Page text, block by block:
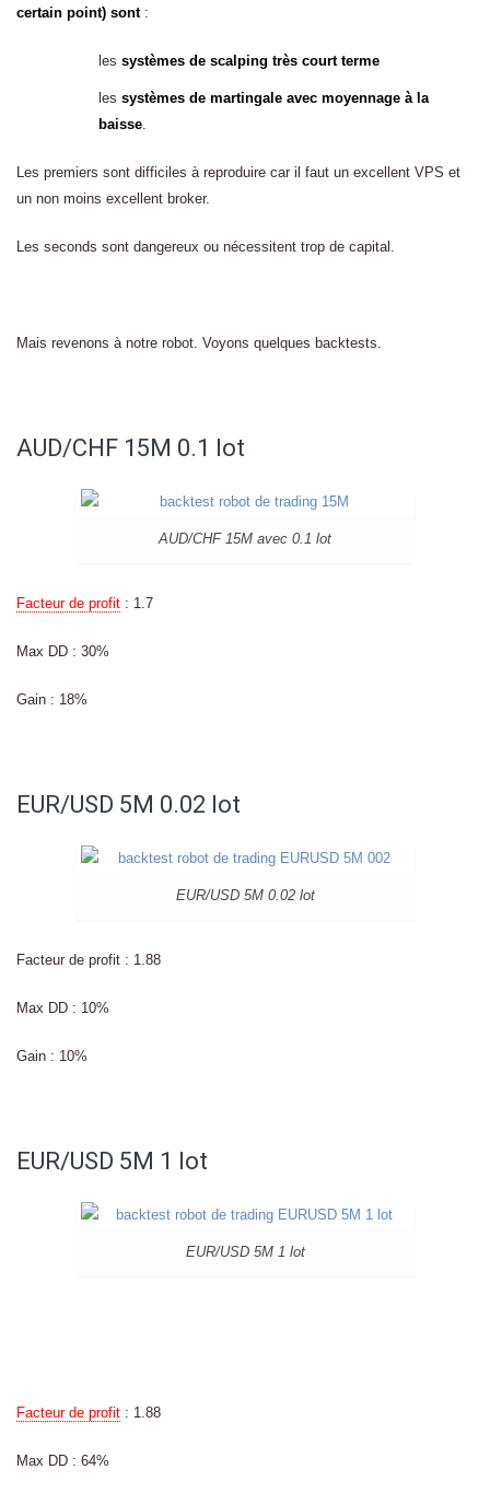
certain point) sont:
les systèmes de scalping très court terme
les systèmes de martingale avec moyennage à la
baisse.
Les premiers sont difficiles à reproduire car il faut un excellent VPS et
un non moins excellent broker.
Les seconds sont dangereux ou nécessitent trop de capital.
Mais revenons à notre robot. Voyons quelques backtests.
AUD/CHF 15M 0.1 lot
AUD/CHF 15M avec 0.1 lot
Facteur de profit : 1.7
Max DD : 30%
Gain : 18%
EUR/USD 5M 0.02 lot
EUR/USD 5M 0.02 lot
Facteur de profit : 1.88
Max DD : 10%
Gain : 10%
EUR/USD 5M 1 lot
EUR/USD 5M 1 lot
Facteur de profit : 1.88
Max DD : 64%